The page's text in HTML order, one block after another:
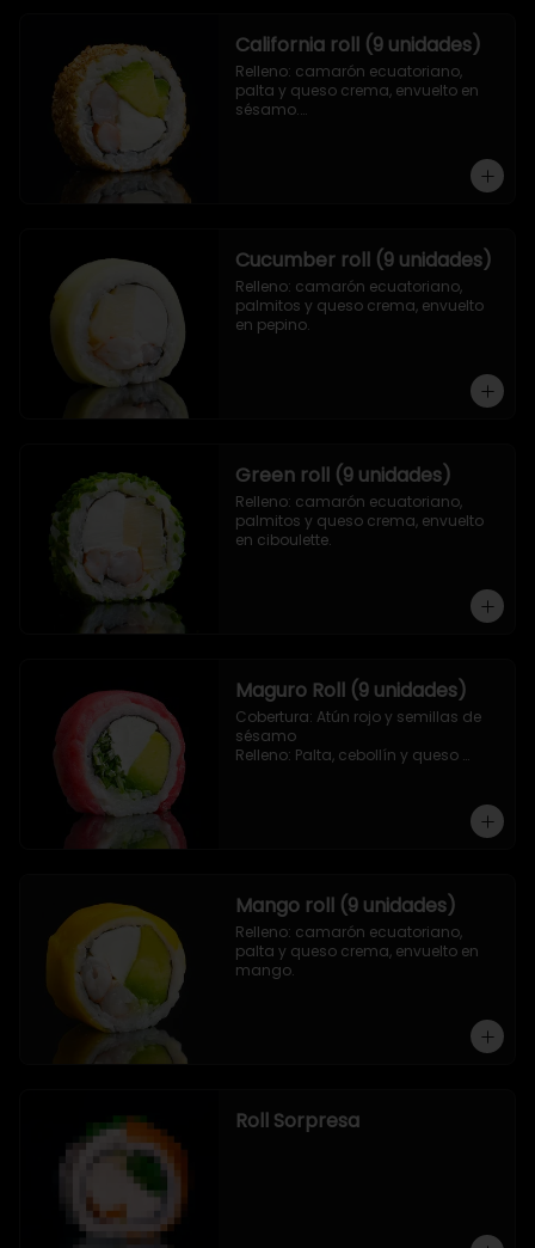
California roll (9 unidades)
Relleno: camarón ecuatoriano,
palta y queso crema, envuelto en
sésamo.
Cucumber roll (9 unidades)
Relleno: camarón ecuatoriano,
palmitos y queso crema, envuelto
en pepino.
Green roll (9 unidades)
Relleno: camarón ecuatoriano,
palmitos y queso crema, envuelto
en ciboulette.
Maguro Roll (9 unidades)
Cobertura: Atún rojo y semillas de
sésamo
Relleno: Palta, cebollín y queso
Mango roll (9 unidades)
Relleno: camarón ecuatoriano,
palta y queso crema, envuelto en
mango.
Roll Sorpresa